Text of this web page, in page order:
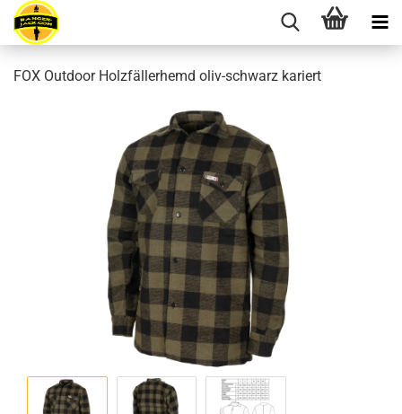
FOX Outdoor Holzfällerhemd oliv-schwarz kariert